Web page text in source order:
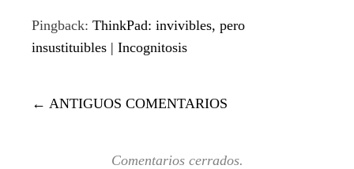
Pingback: ThinkPad: invivibles, pero
insustituibles | Incognitosis
COMMENT
← ANTIGUOS COMENTARIOS
Comentarios cerrados.